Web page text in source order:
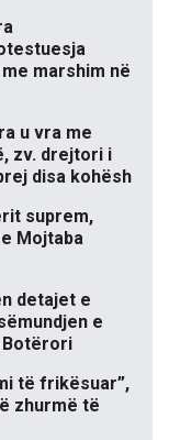
marshim në
u vra me
zv. drejtori i
disa kohësh
suprem,
Mojtaba
detajet e
e
Botërori
të frikësuar”,
zhurmë të